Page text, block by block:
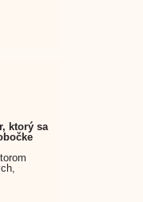
ktorý sa